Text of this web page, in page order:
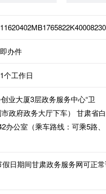
即办件
1个工作日
业大厦3层政务服务中心“卫
政府政务大厅下车） 甘肃省白
公室（乘车路线：可乘5路、
日期间甘肃政务服务网可正